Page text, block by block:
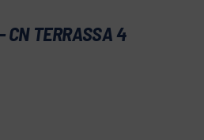
CN TERRASSA 4